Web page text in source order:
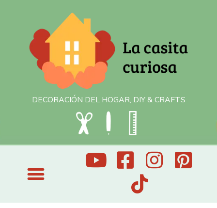
DECORACIÓN DEL HOGAR, DIY & CRAFTS